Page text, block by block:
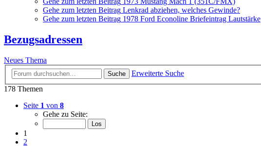
Gehe zum letzten Beitrag Lenkrad abziehen, welches Gewinde?
Gehe zum letzten Beitrag 1978 Ford Econoline Briefeintrag Lautstärke
Bezugsadressen
Neues Thema
Suche
Erweiterte Suche
178 Themen
Seite 1 von 8
Gehe zu Seite:
1
2